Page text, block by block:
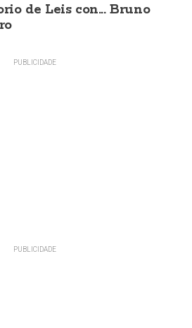
de Leis con... Bruno